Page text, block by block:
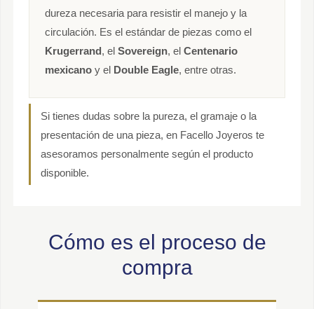
dureza necesaria para resistir el manejo y la
circulación. Es el estándar de piezas como el
Krugerrand, el Sovereign, el Centenario
mexicano y el Double Eagle, entre otras.
Si tienes dudas sobre la pureza, el gramaje o la
presentación de una pieza, en Facello Joyeros te
asesoramos personalmente según el producto
disponible.
Cómo es el proceso de
compra